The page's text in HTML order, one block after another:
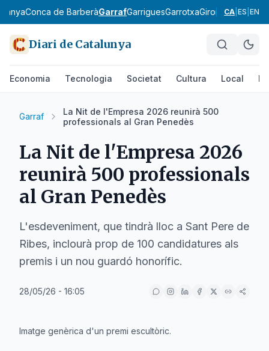
Conca de BarberàGarrafGarriguesGarrotxaGironèsLluçanès
CA ES EN
Diari de Catalunya
Economia Tecnologia Societat Cultura Local
Garraf
La Nit de l'Empresa 2026 reunirà 500
professionals al Gran Penedès
La Nit de l'Empresa 2026
reunirà 500 professionals
al Gran Penedès
L'esdeveniment, que tindrà lloc a Sant Pere de
Ribes, inclourà prop de 100 candidatures als
premis i un nou guardó honorífic.
28/05/26 - 16:05
Imatge genèrica d'un premi escultòric.